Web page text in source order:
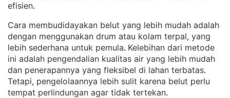
efisien.
Cara membudidayakan belut yang lebih mudah adalah
dengan menggunakan drum atau kolam terpal, yang
lebih sederhana untuk pemula. Kelebihan dari metode
ini adalah pengendalian kualitas air yang lebih mudah
dan penerapannya yang fleksibel di lahan terbatas
Tetapi, pengelolaannya lebih sulit karena belut perlu
tempat perlindungan agar tidak tertekan.